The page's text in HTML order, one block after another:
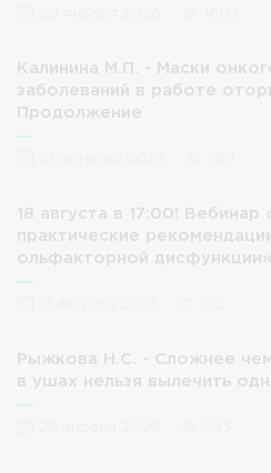
Калинина М.П. - Маски
заболеваний в работе
Продолжение
18 августа в 17:00! Вебинар
практические
ольфакторной дисфункции»
Рыжкова Н.С. - Сложнее
в ушах нельзя вылечить